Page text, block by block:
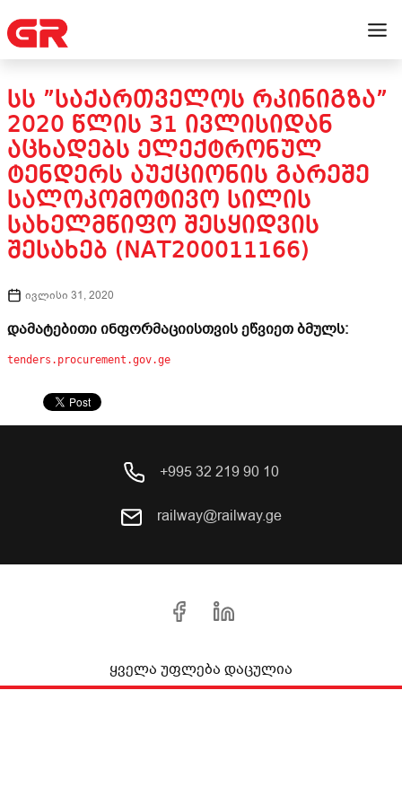
ᲡᲡ ”ᲡᲐᲥᲐᲠᲗᲕᲔᲚᲝᲡ ᲠᲙᲘᲜᲘᲒᲖᲐ”
2020 ᲬᲚᲘᲡ 31 ᲘᲕᲚᲘᲡᲘᲓᲐᲜ
ᲐᲪᲮᲐᲓᲔᲑᲡ ᲔᲚᲔᲥᲢᲠᲝᲜᲣᲚ
ᲢᲔᲜᲓᲔᲠᲡ ᲐᲣᲥᲪᲘᲝᲜᲘᲡ ᲒᲐᲠᲔᲨᲔ
ᲡᲐᲚᲝᲙᲝᲛᲝᲢᲘᲕᲝ ᲡᲘᲚᲘᲡ
ᲡᲐᲮᲔᲚᲛᲬᲘᲤᲝ ᲨᲔᲡᲧᲘᲓᲕᲘᲡ
ᲨᲔᲡᲐᲮᲔᲑ (NAT200011166)
ივლისი 31, 2020
დამატებითი ინფორმაციისთვის ეწვიეთ ბმულს:
tenders.procurement.gov.ge
+995 32 219 90 10
railway@railway.ge
ყველა უფლება დაცულია